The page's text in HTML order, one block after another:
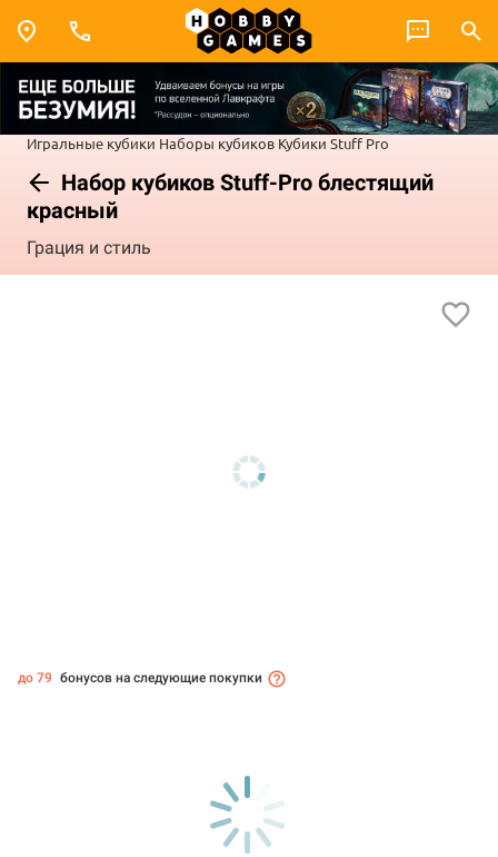
Игральные кубики Наборы кубиков Кубики Stuff Pro
Набор кубиков Stuff-Pro блестящий
красный
Грация и стиль
до 79 бонусов на следующие покупки